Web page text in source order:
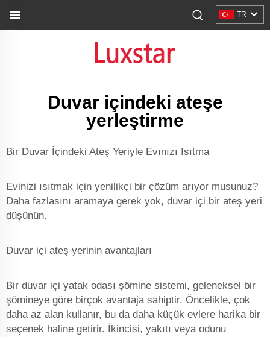
TR
Duvar içindeki ateşe
yerleştirme
Bir Duvar İçindeki Ateş Yeriyle Evınızı Isıtma
Evinizi ısıtmak için yenilikçi bir çözüm arıyor musunuz?
Daha fazlasını aramaya gerek yok, duvar içi bir ateş yeri
düşünün.
Duvar içi ateş yerinin avantajları
Bir duvar içi yatak odası şömine sistemi, geleneksel bir
şömineye göre birçok avantaja sahiptir. Öncelikle, çok
daha az alan kullanır, bu da daha küçük evlere harika bir
seçenek haline getirir. İkincisi, yakıtı veya odunu